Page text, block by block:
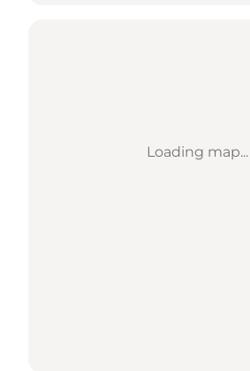
Loading map...